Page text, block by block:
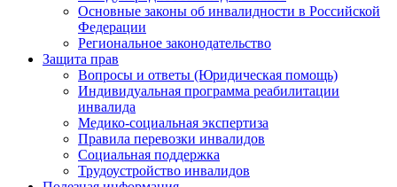
Основные законы об инвалидности в Российской
Федерации
Региональное законодательство
Защита прав
Вопросы и ответы (Юридическая помощь)
Индивидуальная программа реабилитации
инвалида
Медико-социальная экспертиза
Правила перевозки инвалидов
Социальная поддержка
Трудоустройство инвалидов